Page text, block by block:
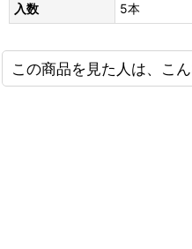
入数
5本
この商品を見た人は、こ